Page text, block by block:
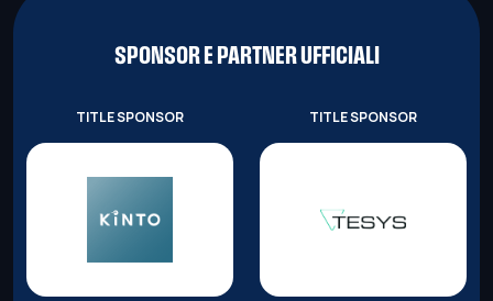
SPONSOR E PARTNER UFFICIALI
TITLE SPONSOR TITLE SPONSOR